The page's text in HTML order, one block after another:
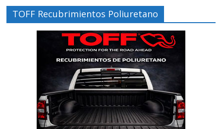
TOFF Recubrimientos Poliuretano